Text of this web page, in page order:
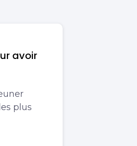
avoir
plus